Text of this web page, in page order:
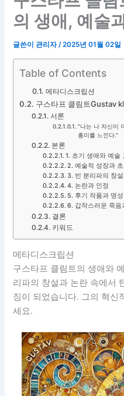
의 생애, 예술
글쓴이관리자/2025년 01월 02일
Table of Contents
메타디스크립션
구스타프 클림트Gustav
서론
“나는 나 자신이
흥미를 느낀다.”
본론
1. 초기 생애와 예술
2. 예술적 성장과
3. 빈 분리파의 창
4. 논란과 인정
5. 후기 작품과 명성
6. 갑작스러운 죽음
결론
키워드
메타디스크립션
구스타프 클림트의 생애와
리파의 창설과 논란 속에서
징이 되었습니다. 그의 혁신
세요.